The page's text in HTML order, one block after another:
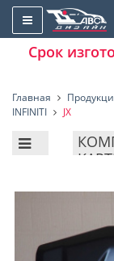
Срок
Главная
INFINITI
JX